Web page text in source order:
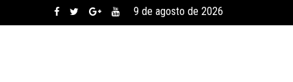
9 de agosto de 2026